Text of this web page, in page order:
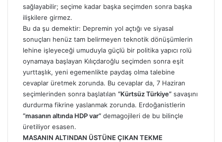
sağlayabilir; seçime kadar başka seçimden sonra başka
ilişkilere girmez.
Bu da şu demektir: Depremin yol açtığı ve siyasal
sonuçları henüz tam belirmeyen teknotik dönüşümlerin
lehine işleyeceği umuduyla güçlü bir politika yapıcı rolü
oynamaya başlayan Kılıçdaroğlu seçimden sonra eşit
yurttaşlık, yeni egemenlikte paydaş olma talebine
cevaplar üretmek zorunda. Bu cevaplar da, 7 Haziran
seçimlerinden sonra başlatılan “Kürtsüz Türkiye” savaşını
durdurma fikrine yaslanmak zorunda. Erdoğanistlerin
“masanın altında HDP var” demagojileri de bu bilinçle
üretiliyor esasen.
MASANIN ALTINDAN ÜSTÜNE ÇIKAN TEKME